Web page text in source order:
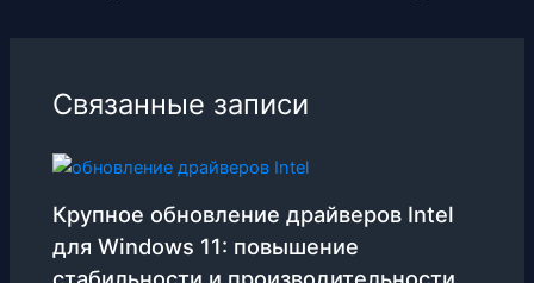
Связанные записи
Крупное обновление драйверов Intel
для Windows 11: повышение